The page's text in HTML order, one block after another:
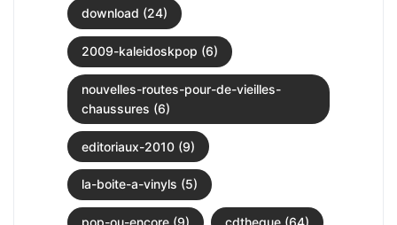
download (24)
2009-kaleidoskpop (6)
nouvelles-routes-pour-de-vieilles-
chaussures (6)
editoriaux-2010 (9)
la-boite-a-vinyls (5)